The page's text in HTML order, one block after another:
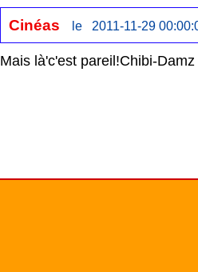
Cinéas le 2011-11-29
Mais là'c'est pareil!Chibi-